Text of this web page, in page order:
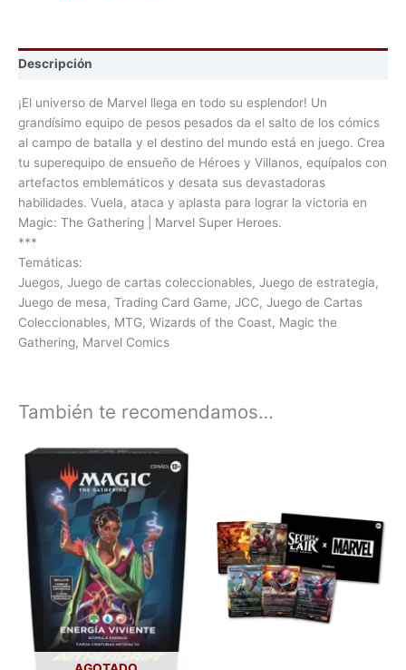
Descripción
¡El universo de Marvel llega en todo su esplendor! Un
grandísimo equipo de pesos pesados da el salto de los cómics
al campo de batalla y el destino del mundo está en juego. Crea
tu superequipo de ensueño de Héroes y Villanos, equípalos con
artefactos emblemáticos y desata sus devastadoras
habilidades. Vuela, ataca y aplasta para lograr la victoria en
Magic: The Gathering | Marvel Super Heroes.
***
Temáticas:
Juegos, Juego de cartas coleccionables, Juego de estrategia,
Juego de mesa, Trading Card Game, JCC, Juego de Cartas
Coleccionables, MTG, Wizards of the Coast, Magic the
Gathering, Marvel Comics
También te recomendamos…